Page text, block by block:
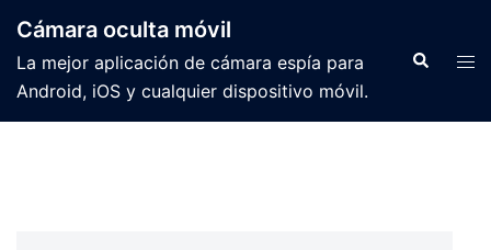
Cámara oculta móvil
La mejor aplicación de cámara espía para
Android, iOS y cualquier dispositivo móvil.